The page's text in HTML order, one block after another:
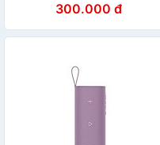
Tương Thích Điện Thoại Máy
Tính Laptop Tivi - Hàng
Chính Hãng
300.000 đ